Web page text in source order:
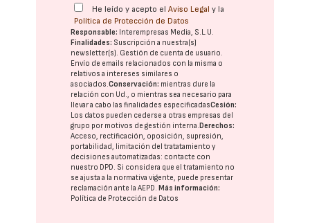
He leído y acepto elAviso Legal y la
Política de Protección de Datos
Responsable: Interempresas Media, S.L.U.
Finalidades: Suscripción a nuestra(s)
newsletter(s). Gestión de cuenta de usuario.
Envío de emails relacionados con la misma o
relativos a intereses similares o
asociados.Conservación: mientras dure la
relación con Ud., o mientras sea necesario para
llevar a cabo las finalidades especificadasCesión:
Los datos pueden cederse a otras empresas del
grupo por motivos de gestión interna.Derechos:
Acceso, rectificación, oposición, supresión,
portabilidad, limitación del tratatamiento y
decisiones automatizadas: contacte con
nuestro DPD. Si considera que el tratamiento no
se ajusta a la normativa vigente, puede presentar
reclamación ante laAEPD.Más información:
Política de Protección de Datos